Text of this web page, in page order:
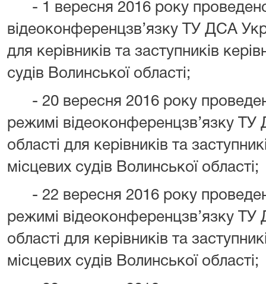
- 1
вересня 2016 року
відеоконференцзв’язку ТУ ДСА
для керівників та заступників
судів Волинської області;
- 20 вересня 2016 року
режимі відеоконференцзв’язку ТУ
області для керівників та
місцевих судів Волинської області;
- 22 вересня 2016 року
режимі відеоконференцзв’язку ТУ
області для керівників та
місцевих судів Волинської області;